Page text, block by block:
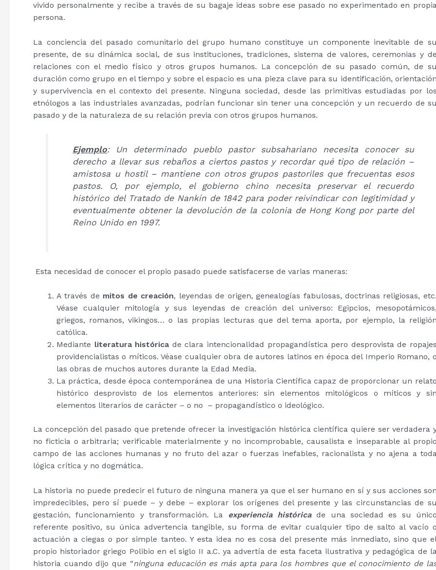
vivido personalmente y recibe a través de su bagaje ideas sobre ese pasado no experimentado en
persona.
La conciencia del pasado comunitario del grupo humano constituye un componente inevitable de su
presente, de su dinámica social, de sus instituciones, tradiciones, sistema de valores, ceremonias y de
relaciones con el medio físico y otros grupos humanos. La concepción de su pasado común, de su
duración como grupo en el tiempo y sobre el espacio es una pieza clave para su identificación, orientación
y supervivencia en el contexto del presente. Ninguna sociedad, desde las primitivas estudiadas por los
etnólogos a las industriales avanzadas, podrían funcionar sin tener una concepción y un recuerdo de su
pasado y de la naturaleza de su relación previa con otros grupos humanos.
Ejemplo: Un determinado pueblo pastor subsahariano necesita conocer su
derecho a llevar sus rebaños a ciertos pastos y recordar qué tipo de relación –
amistosa u hostil – mantiene con otros grupos pastoriles que frecuentas esos
pastos. O, por ejemplo, el gobierno chino necesita preservar el recuerdo
histórico del Tratado de Nankín de 1842 para poder reivindicar con legitimidad y
eventualmente obtener la devolución de la colonia de Hong Kong por parte del
Reino Unido en 1997.
Esta necesidad de conocer el propio pasado puede satisfacerse de varias maneras:
A través de mitos de creación, leyendas de origen, genealogías fabulosas, doctrinas religiosas, etc.
Véase cualquier mitología y sus leyendas de creación del universo: Egipcios, mesopotámicos,
griegos, romanos, vikingos… o las propias lecturas que del tema aporta, por ejemplo, la religión
católica.
Mediante literatura históricade clara intencionalidad propagandística pero desprovista de ropajes
providencialistas o míticos. Véase cualquier obra de autores latinos en época del Imperio Romano, o
las obras de muchos autores durante la Edad Media.
La práctica, desde época contemporánea de una Historia Científica capaz de proporcionar un relato
histórico desprovisto de los elementos anteriores: sin elementos mitológicos o míticos y sin
elementos literarios de carácter – o no – propagandístico o ideológico.
La concepción del pasado que pretende ofrecer la investigación histórica científica quiere ser verdadera
no ficticia o arbitraria; verificable materialmente y no incomprobable, causalista e inseparable al propio
campo de las acciones humanas y no fruto del azar o fuerzas inefables, racionalista y no ajena a
lógica crítica y no dogmática.
La historia no puede predecir el futuro de ninguna manera ya que el ser humano en sí y sus acciones son
impredecibles, pero sí puede – y debe – explorar los orígenes del presente y las circunstancias de su
gestación, funcionamiento y transformación. La experiencia históricade una sociedad es su único
referente positivo, su única advertencia tangible, su forma de evitar cualquier tipo de salto al vacío o
actuación a ciegas o por simple tanteo. Y esta idea no es cosa del presente más inmediato, sino que
propio historiador griego Polibio en el siglo II a.C. ya advertía de esta faceta ilustrativa y pedagógica de
historia cuando dijo que “ninguna educación es más apta para los hombres que el conocimiento de